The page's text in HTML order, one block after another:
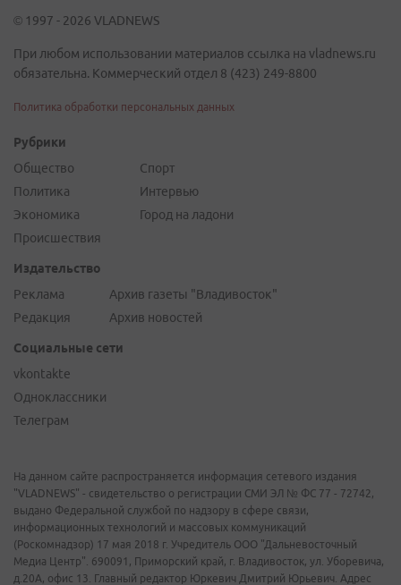
© 1997 - 2026 VLADNEWS
При любом использовании материалов ссылка на vladnews.ru
обязательна. Коммерческий отдел 8 (423) 249-8800
Политика обработки персональных данных
Рубрики
Общество
Политика
Экономика
Происшествия
Спорт
Интервью
Город на ладони
Издательство
Реклама
Редакция
Архив газеты "Владивосток"
Архив новостей
Социальные сети
vkontakte
Одноклассники
Телеграм
На данном сайте распространяется информация сетевого издания
"VLADNEWS" - свидетельство о регистрации СМИ ЭЛ № ФС 77 - 72742,
выдано Федеральной службой по надзору в сфере связи,
информационных технологий и массовых коммуникаций
(Роскомнадзор) 17 мая 2018 г. Учредитель ООО "Дальневосточный
Медиа Центр". 690091, Приморский край, г. Владивосток, ул. Уборевича,
д.20А, офис 13. Главный редактор Юркевич Дмитрий Юрьевич. Адрес